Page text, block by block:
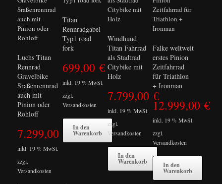
Luchs Titan
Rennrad
Gravelbike
Sraßenrennrad
auch mit
Pinion oder
Rohloff
7.299,00
inkl. 19 % MwSt.
zzgl.
Versandkosten
Titan
Rennradgabel
Typ1 road
fork
699,00 €
inkl. 19 % MwSt.
zzgl.
Versandkosten
In den
Warenkorb
Windhund
Titan Fahrrad
als Stadtrad
Citybike mit
Holz
7.799,00 €
inkl. 19 % MwSt.
zzgl.
Versandkosten
In den
Warenkorb
Falke weltweit
erstes Pinion
Zeitfahrrad
für Triathlon
+ Ironman
12.999,00 €
inkl. 19 % MwSt.
zzgl.
Versandkosten
In den
Warenkorb